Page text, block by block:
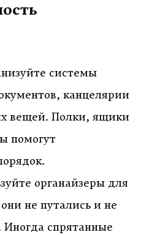
системы
канцелярии
вещей. Полки, ящики
помогут
органайзеры для
не путались и не
спрятанные